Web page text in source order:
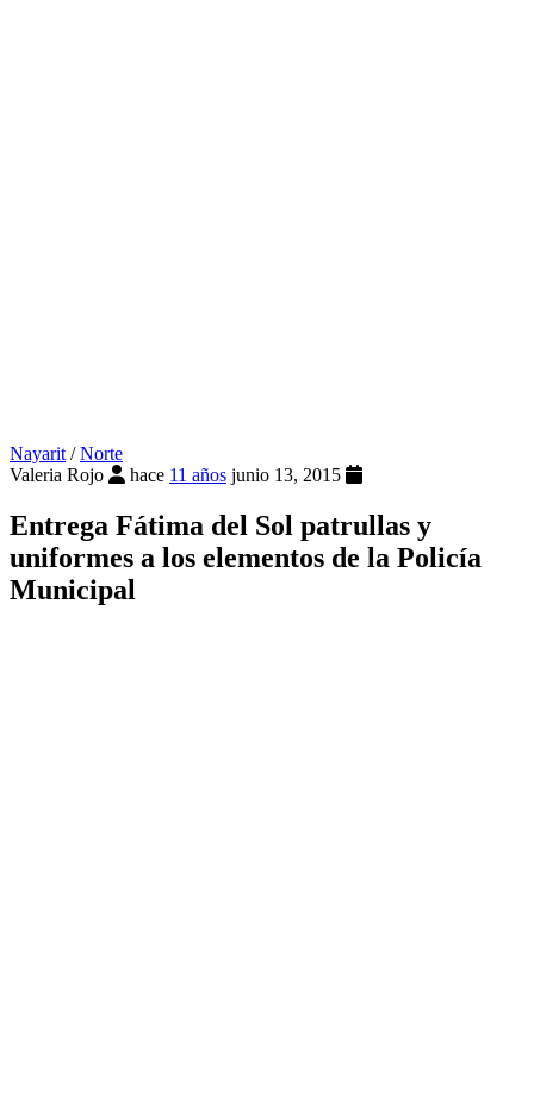
Nayarit/Norte
Valeria Rojo
hace 11 años junio 13, 2015
Entrega Fátima del Sol patrullas y
uniformes a los elementos de la Policía
Municipal